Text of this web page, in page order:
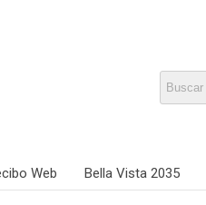
Web Bella Vista 2035